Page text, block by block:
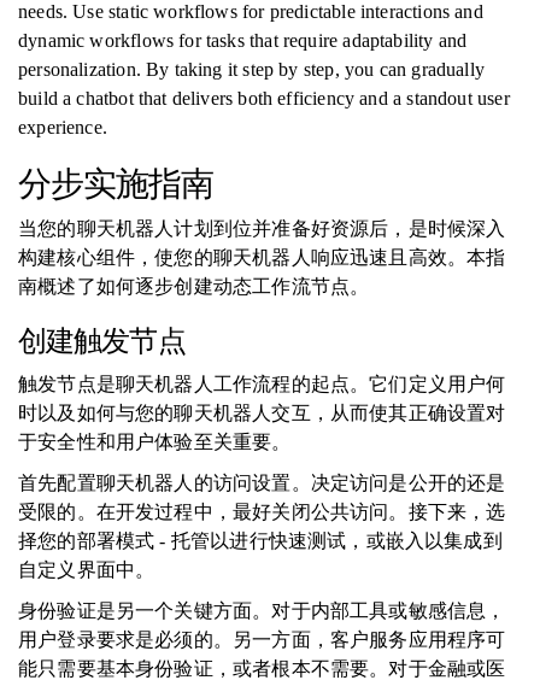
needs. Use static workflows for predictable interactions and
dynamic workflows for tasks that require adaptability and
personalization. By taking it step by step, you can gradually
build a chatbot that delivers both efficiency and a standout user
experience.
分步实施指南
当您的聊天机器人计划到位并准备好资源后，是时候深入
构建核心组件，使您的聊天机器人响应迅速且高效。本指
南概述了如何逐步创建动态工作流节点。
创建触发节点
触发节点是聊天机器人工作流程的起点。它们定义用户何
时以及如何与您的聊天机器人交互，从而使其正确设置对
于安全性和用户体验至关重要。
首先配置聊天机器人的访问设置。决定访问是公开的还是
受限的。在开发过程中，最好关闭公共访问。接下来，选
择您的部署模式 - 托管以进行快速测试，或嵌入以集成到
自定义界面中。
身份验证是另一个关键方面。对于内部工具或敏感信息，
用户登录要求是必须的。另一方面，客户服务应用程序可
能只需要基本身份验证，或者根本不需要。对于金融或医